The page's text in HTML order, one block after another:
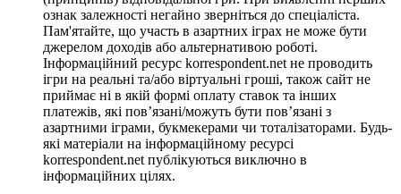
ознак залежності негайно зверніться до спеціаліста.
Пам'ятайте, що участь в азартних іграх не може бути
джерелом доходів або альтернативою роботі.
Інформаційний ресурс korrespondent.net не проводить
ігри на реальні та/або віртуальні гроші, також сайт не
приймає ні в якій формі оплату ставок та інших
платежів, які пов’язані/можуть бути пов’язані з
азартними іграми, букмекерами чи тоталізаторами. Будь-
які матеріали на інформаційному ресурсі
korrespondent.net публікуються виключно в
інформаційних цілях.